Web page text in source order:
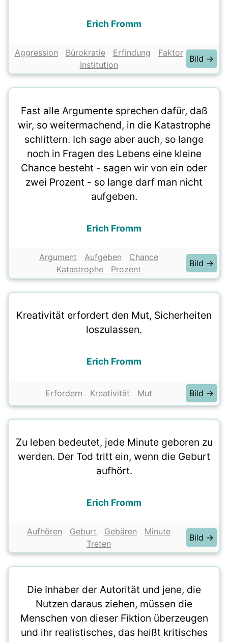
Erich Fromm
Aggression Bürokratie Erfindung
Faktor
Institution
Bild →
Fast alle Argumente sprechen dafür, daß
wir, so weitermachend, in die Katastrophe
schlittern. Ich sage aber auch, so lange
noch in Fragen des Lebens eine kleine
Chance besteht - sagen wir von ein oder
zwei Prozent - so lange darf man nicht
aufgeben.
Erich Fromm
Argument Aufgeben
Chance
Katastrophe
Prozent
Bild →
Kreativität erfordert den Mut, Sicherheiten
loszulassen.
Erich Fromm
Erfordern Kreativität Mut Bild →
Zu leben bedeutet, jede Minute geboren zu
werden. Der Tod tritt ein, wenn die Geburt
aufhört.
Erich Fromm
Aufhören Geburt Gebären
Minute
Treten
Bild →
Die Inhaber der Autorität und jene, die
Nutzen daraus ziehen, müssen die
Menschen von dieser Fiktion überzeugen
und ihr realistisches, das heißt kritisches